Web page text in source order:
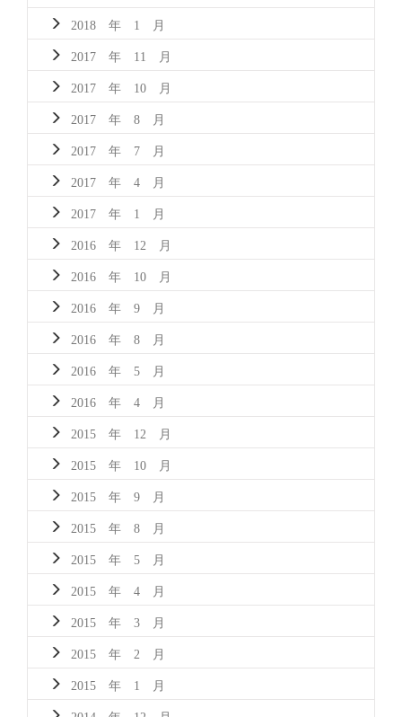
2018 年 1 月
2017 年 11 月
2017 年 10 月
2017 年 8 月
2017 年 7 月
2017 年 4 月
2017 年 1 月
2016 年 12 月
2016 年 10 月
2016 年 9 月
2016 年 8 月
2016 年 5 月
2016 年 4 月
2015 年 12 月
2015 年 10 月
2015 年 9 月
2015 年 8 月
2015 年 5 月
2015 年 4 月
2015 年 3 月
2015 年 2 月
2015 年 1 月